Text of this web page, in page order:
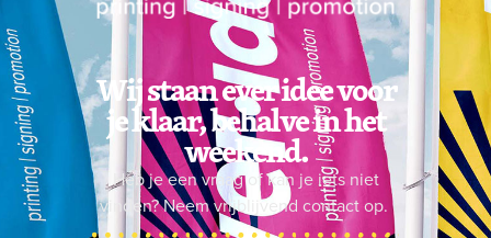
Wij staan ever idee voor
je klaar, behalve in het
weekend.
Heb je een vraag of kan je iets niet
vinden? Neem vrijblijvend contact op.